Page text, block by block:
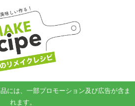
には、一部プロモーション及び広告が含ま
れます。